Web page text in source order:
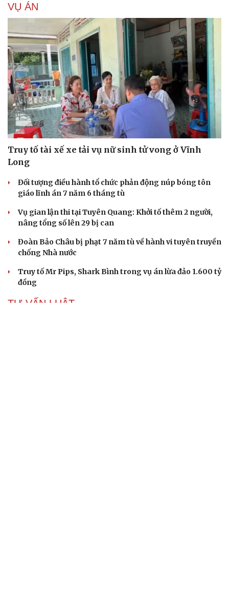
VỤ ÁN
Truy tố tài xế xe tải vụ nữ sinh tử vong ở Vĩnh
Long
Đối tượng điều hành tổ chức phản động núp bóng tôn
giáo lĩnh án 7 năm 6 tháng tù
Vụ gian lận thi tại Tuyên Quang: Khởi tố thêm 2 người,
nâng tổng số lên 29 bị can
Đoàn Bảo Châu bị phạt 7 năm tù về hành vi tuyên truyền
chống Nhà nước
Truy tố Mr Pips, Shark Bình trong vụ án lừa đảo 1.600 tỷ
đồng
TƯ VẤN LUẬT